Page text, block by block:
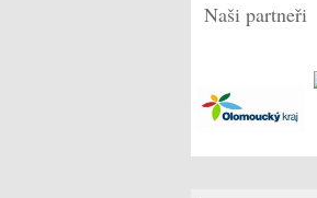
Naši partneři